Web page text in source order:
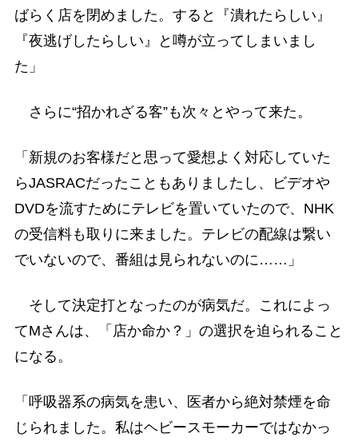
ばらく店を閉めました。すると『潰れたらしい』
『夜逃げしたらしい』と噂が立ってしまいまし
た」
さらに“招かれざる客”も次々とやって来た。
「新規のお客様だと思って愛想よく対応していた
らJASRACだったこともありましたし、ビデオや
DVDを流すためにテレビを置いていたので、NHK
の受信料も取りに来ました。テレビの配線は繋い
でいないので、番組は見られないのに……」
そして決定打となったのが病気だ。これによっ
てMさんは、「店か命か？」の選択を迫られること
になる。
「呼吸器系の病気を患い、医者から絶対禁煙を命
じられました。私はヘビースモーカーではなかっ